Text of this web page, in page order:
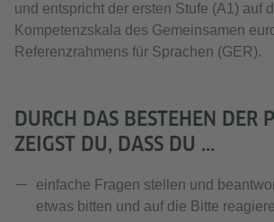
und entspricht der ersten Stufe (A1) auf
Kompetenzskala des Gemeinsamen
Referenzrahmens für Sprachen (GER).
DURCH DAS BESTEHEN DER
ZEIGST DU, DASS DU ...
einfache Fragen stellen und
etwas bitten und auf die Bitte